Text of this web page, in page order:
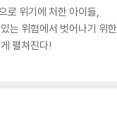
로 위기에 처한 아이들,
는 위험에서 벗어나기 위한
펼쳐진다!